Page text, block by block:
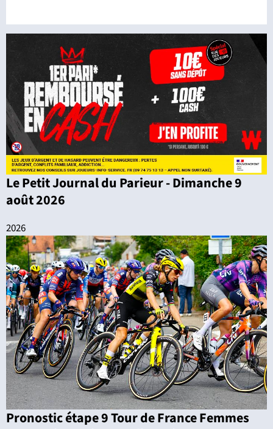
Le Petit Journal du Parieur - Dimanche 9
août 2026
2026
Pronostic étape 9 Tour de France Femmes